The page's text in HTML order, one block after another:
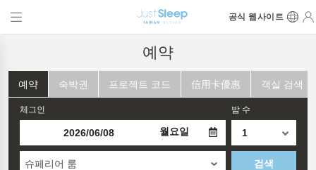
공식 웹사이트
예약
예약 숙박권 프로젝트 코드 信用卡優惠 객실 검색
체그인
월요일
밤 수
슈페리어 룸 검색